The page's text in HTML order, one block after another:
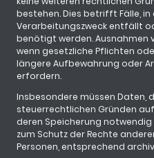
bestehen. Dies betrifft Fälle,
Verarbeitungszweck entfällt
benötigt werden. Ausnahmen
wenn gesetzliche Pflichten
längere Aufbewahrung oder
erfordern.
Insbesondere müssen Daten,
steuerrechtlichen Gründen
deren Speicherung
zum Schutz der Rechte
Personen, entsprechend